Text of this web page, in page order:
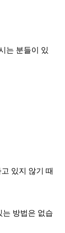
는 분들이 있
있지 않기 때
는 방법은 없습